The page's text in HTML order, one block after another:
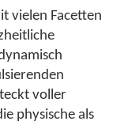
vielen Facetten
voller
physische als